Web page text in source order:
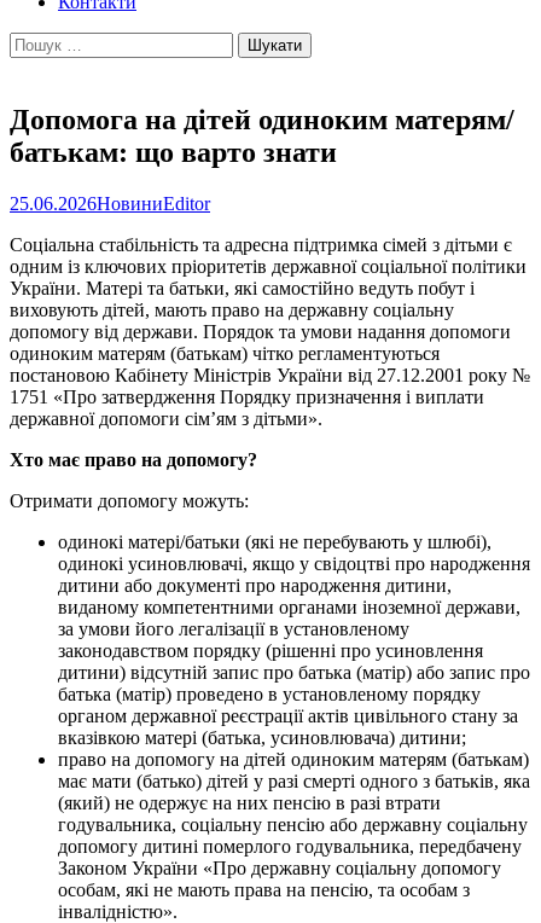
Пошук:
Допомога на дітей одиноким матерям/
батькам: що варто знати
25.06.2026НовиниEditor
Соціальна стабільність та адресна підтримка сімей з дітьми є
одним із ключових пріоритетів державної соціальної політики
України. Матері та батьки, які самостійно ведуть побут і
виховують дітей, мають право на державну соціальну
допомогу від держави. Порядок та умови надання допомоги
одиноким матерям (батькам) чітко регламентуються
постановою Кабінету Міністрів України від 27.12.2001 року №
1751 «Про затвердження Порядку призначення і виплати
державної допомоги сім’ям з дітьми».
Хто має право на допомогу?
Отримати допомогу можуть:
одинокі матері/батьки (які не перебувають у шлюбі),
одинокі усиновлювачі, якщо у свідоцтві про народження
дитини або документі про народження дитини,
виданому компетентними органами іноземної держави,
за умови його легалізації в установленому
законодавством порядку (рішенні про усиновлення
дитини) відсутній запис про батька (матір) або запис про
батька (матір) проведено в установленому порядку
органом державної реєстрації актів цивільного стану за
вказівкою матері (батька, усиновлювача) дитини;
право на допомогу на дітей одиноким матерям (батькам)
має мати (батько) дітей у разі смерті одного з батьків, яка
(який) не одержує на них пенсію в разі втрати
годувальника, соціальну пенсію або державну соціальну
допомогу дитині померлого годувальника, передбачену
Законом України «Про державну соціальну допомогу
особам, які не мають права на пенсію, та особам з
інвалідністю».